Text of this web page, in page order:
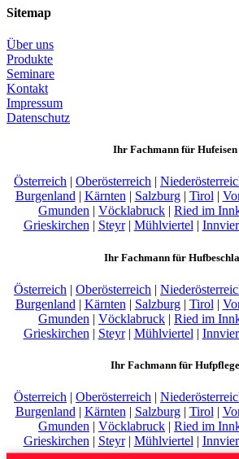
Sitemap
Über uns
Produkte
Seminare
Kontakt
Impressum
Datenschutz
Ihr Fachmann für
Österreich | Oberösterreich |
Burgenland| Kärnten| Salzburg| Tirol|
Gmunden | Vöcklabruck | Ried im
Grieskirchen| Steyr| Mühlviertel|
Ihr Fachmann für
Österreich | Oberösterreich |
Burgenland | Kärnten | Salzburg| Tirol |
Gmunden | Vöcklabruck | Ried im
Grieskirchen | Steyr| Mühlviertel |
Ihr Fachmann für
Österreich | Oberösterreich |
Burgenland | Kärnten | Salzburg| Tirol |
Gmunden | Vöcklabruck | Ried im
Grieskirchen | Steyr| Mühlviertel |